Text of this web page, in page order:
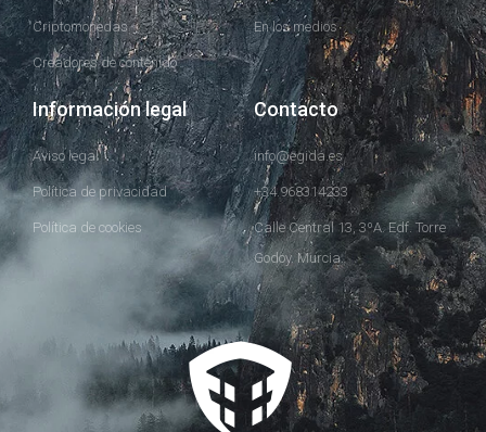
Criptomonedas
Creadores de contenido
En los medios
Información legal
Aviso legal
Política de privacidad
Política de cookies
Contacto
info@egida.es
+34.968314233
Calle Central 13, 3ºA. Edf. Torre
Godoy. Murcia.